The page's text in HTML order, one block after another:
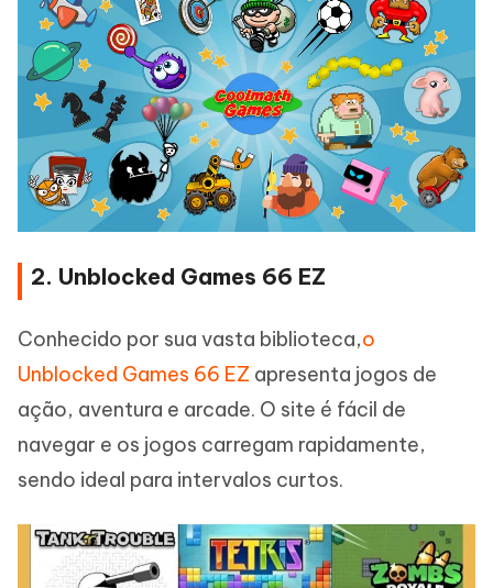
2. Unblocked Games 66 EZ
Conhecido por sua vasta biblioteca,o
Unblocked Games 66 EZ apresenta jogos de
ação, aventura e arcade. O site é fácil de
navegar e os jogos carregam rapidamente,
sendo ideal para intervalos curtos.